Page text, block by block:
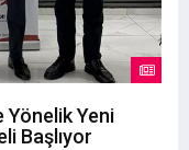
Yönelik Yeni
Başlıyor